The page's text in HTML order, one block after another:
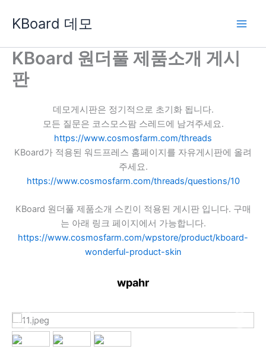
로
KBoard 데모
KBoard 원더풀 제품소개 게시
판
데모게시판은 정기적으로 초기화 됩니다.
모든 질문은 코스모스팜 스레드에 남겨주세요.
https://www.cosmosfarm.com/threads
KBoard가 적용된 워드프레스 홈페이지를 자유게시판에 올려
주세요.
https://www.cosmosfarm.com/threads/questions/10
KBoard 원더풀 제품소개 스킨이 적용된 게시판 입니다. 구매
는 아래 링크 페이지에서 가능합니다.
https://www.cosmosfarm.com/wpstore/product/kboard-
wonderful-product-skin
wpahr